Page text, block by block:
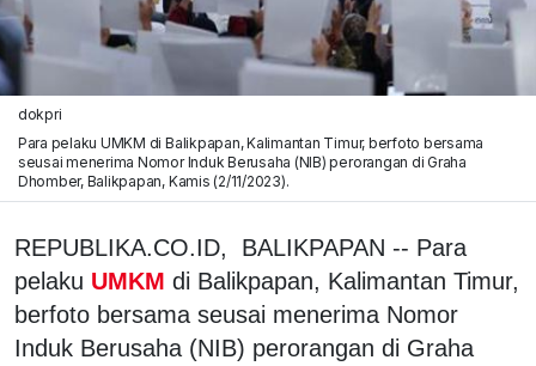
dokpri
Para pelaku UMKM di Balikpapan, Kalimantan Timur, berfoto bersama
seusai menerima Nomor Induk Berusaha (NIB) perorangan di Graha
Dhomber, Balikpapan, Kamis (2/11/2023).
REPUBLIKA.CO.ID, BALIKPAPAN -- Para
pelaku UMKM di Balikpapan, Kalimantan Timur,
berfoto bersama seusai menerima Nomor
Induk Berusaha (NIB) perorangan di Graha